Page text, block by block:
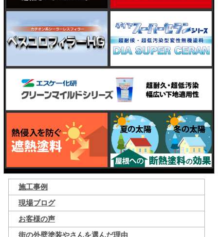
施工事例
現場ブログ
お客様の声
街の外壁塗装やさんを選んだ理由